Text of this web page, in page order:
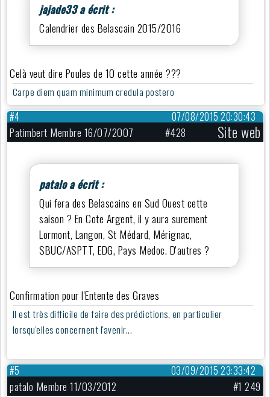
jajade33 a écrit :
Calendrier des Belascain 2015/2016
Celà veut dire Poules de 10 cette année ???
Carpe diem quam minimum credula postero
07/08/2015 20:30:43
#4
Patimbert Membre 16/07/2007 #428 Site web
patalo a écrit :
Qui fera des Belascains en Sud Ouest cette
saison ? En Cote Argent, il y aura surement
Lormont, Langon, St Médard, Mérignac,
SBUC/ASPTT, EDG, Pays Medoc. D'autres ?
Confirmation pour l'Entente des Graves
Il est très difficile de faire des prédictions, en particulier
lorsqu'elles concernent l'avenir...
03/09/2015 23:33:42
#5
patalo Membre 11/03/2012
#1 249